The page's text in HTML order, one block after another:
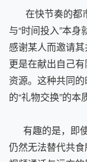
在快节奏的都
与“时间投入”本
感谢某人而邀请其
更是在献出自己
资源。这种共同
的“礼物交换”的
有趣的是，即
仍然无法替代共